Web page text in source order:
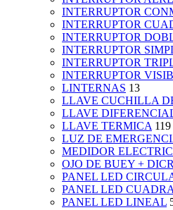
INTERRUPTOR
INTERRUPTOR
INTERRUPTOR
INTERRUPTOR
INTERRUPTOR
INTERRUPTOR
LINTERNAS 13
LLAVE CUCHILLA
LLAVE
LLAVE TERMICA 119
LUZ DE
MEDIDOR
OJO DE BUEY +
PANEL LED
PANEL LED
PANEL LED LINEAL